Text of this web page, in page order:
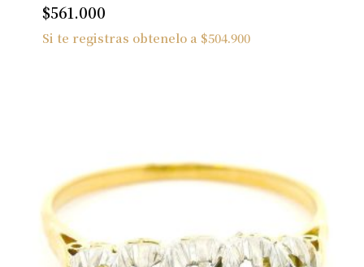
$561.000
Si te registras obtenelo a $504.900